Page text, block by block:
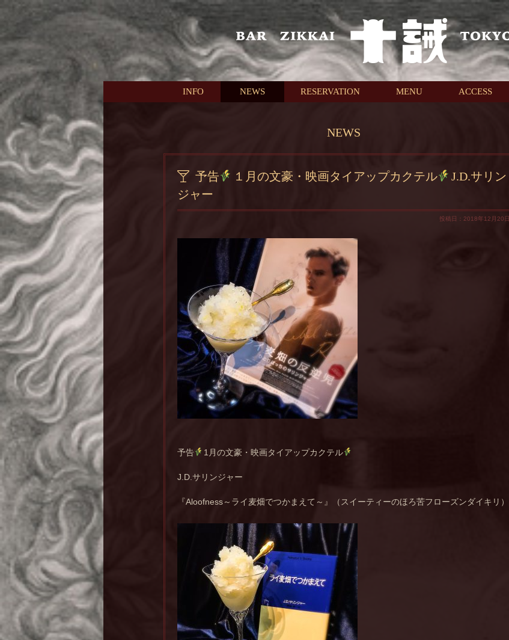
本文へスキップ
INFO NEWS RESERVATION MENU ACCESS
NEWS
予告 １月の文豪・映画タイアップカクテル
J.D.サリン
ジャー
投稿日：2018年12月20日
予告 1月の文豪・映画タイアップカクテル
J.D.サリンジャー
『Aloofness～ライ麦畑でつかまえて～』（スイーティーのほろ苦フローズンダイキリ）